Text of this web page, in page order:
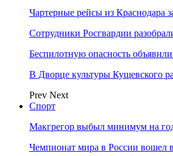
Чартерные рейсы из Краснодара
Сотрудники Росгвардии
Беспилотную опасность
В Дворце культуры Кущевского
Prev Next
Спорт
Макгрегор выбыл минимум на
Чемпионат мира в России вошел